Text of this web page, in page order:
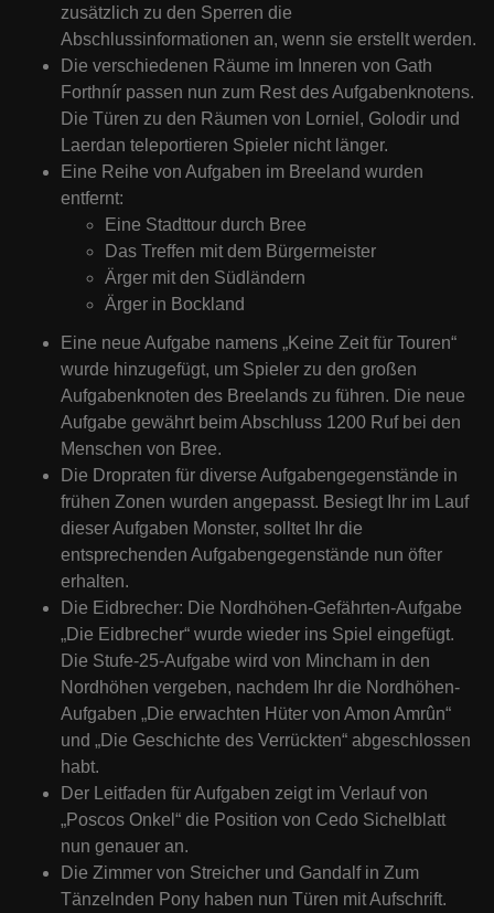
zusätzlich zu den Sperren die
Abschlussinformationen an, wenn sie erstellt werden.
Die verschiedenen Räume im Inneren von Gath
Forthnír passen nun zum Rest des Aufgabenknotens.
Die Türen zu den Räumen von Lorniel, Golodir und
Laerdan teleportieren Spieler nicht länger.
Eine Reihe von Aufgaben im Breeland wurden
entfernt:
Eine Stadttour durch Bree
Das Treffen mit dem Bürgermeister
Ärger mit den Südländern
Ärger in Bockland
Eine neue Aufgabe namens „Keine Zeit für Touren“
wurde hinzugefügt, um Spieler zu den großen
Aufgabenknoten des Breelands zu führen. Die neue
Aufgabe gewährt beim Abschluss 1200 Ruf bei den
Menschen von Bree.
Die Dropraten für diverse Aufgabengegenstände in
frühen Zonen wurden angepasst. Besiegt Ihr im Lauf
dieser Aufgaben Monster, solltet Ihr die
entsprechenden Aufgabengegenstände nun öfter
erhalten.
Die Eidbrecher: Die Nordhöhen-Gefährten-Aufgabe
„Die Eidbrecher“ wurde wieder ins Spiel eingefügt.
Die Stufe-25-Aufgabe wird von Mincham in den
Nordhöhen vergeben, nachdem Ihr die Nordhöhen-
Aufgaben „Die erwachten Hüter von Amon Amrûn“
und „Die Geschichte des Verrückten“ abgeschlossen
habt.
Der Leitfaden für Aufgaben zeigt im Verlauf von
„Poscos Onkel“ die Position von Cedo Sichelblatt
nun genauer an.
Die Zimmer von Streicher und Gandalf in Zum
Tänzelnden Pony haben nun Türen mit Aufschrift.